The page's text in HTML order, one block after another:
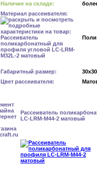
Наличие на складе:
Материал рассеивателя:
Габаритный размер:
Цвет рассеивателя:
Рассеиватель
LC-LRM-M44-2 матовый